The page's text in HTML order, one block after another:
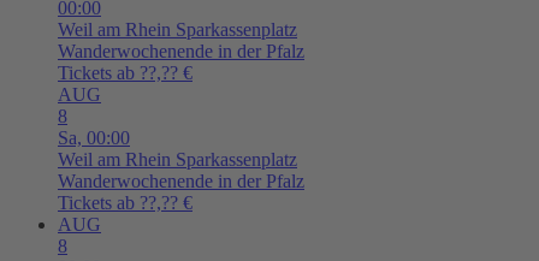
00:00
Weil am Rhein Sparkassenplatz
Wanderwochenende in der Pfalz
Tickets ab ??,?? €
AUG
8
Sa, 00:00
Weil am Rhein Sparkassenplatz
Wanderwochenende in der Pfalz
Tickets ab ??,?? €
AUG
8